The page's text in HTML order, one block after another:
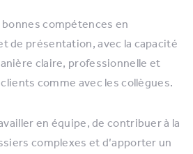
compétences en
de présentation, avec la capacité
claire, professionnelle et
comme avec les collègues.
en équipe, de contribuer à la
complexes et d’apporter un